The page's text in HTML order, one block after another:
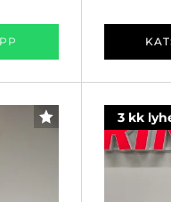
SUOSIKKI 3 kk